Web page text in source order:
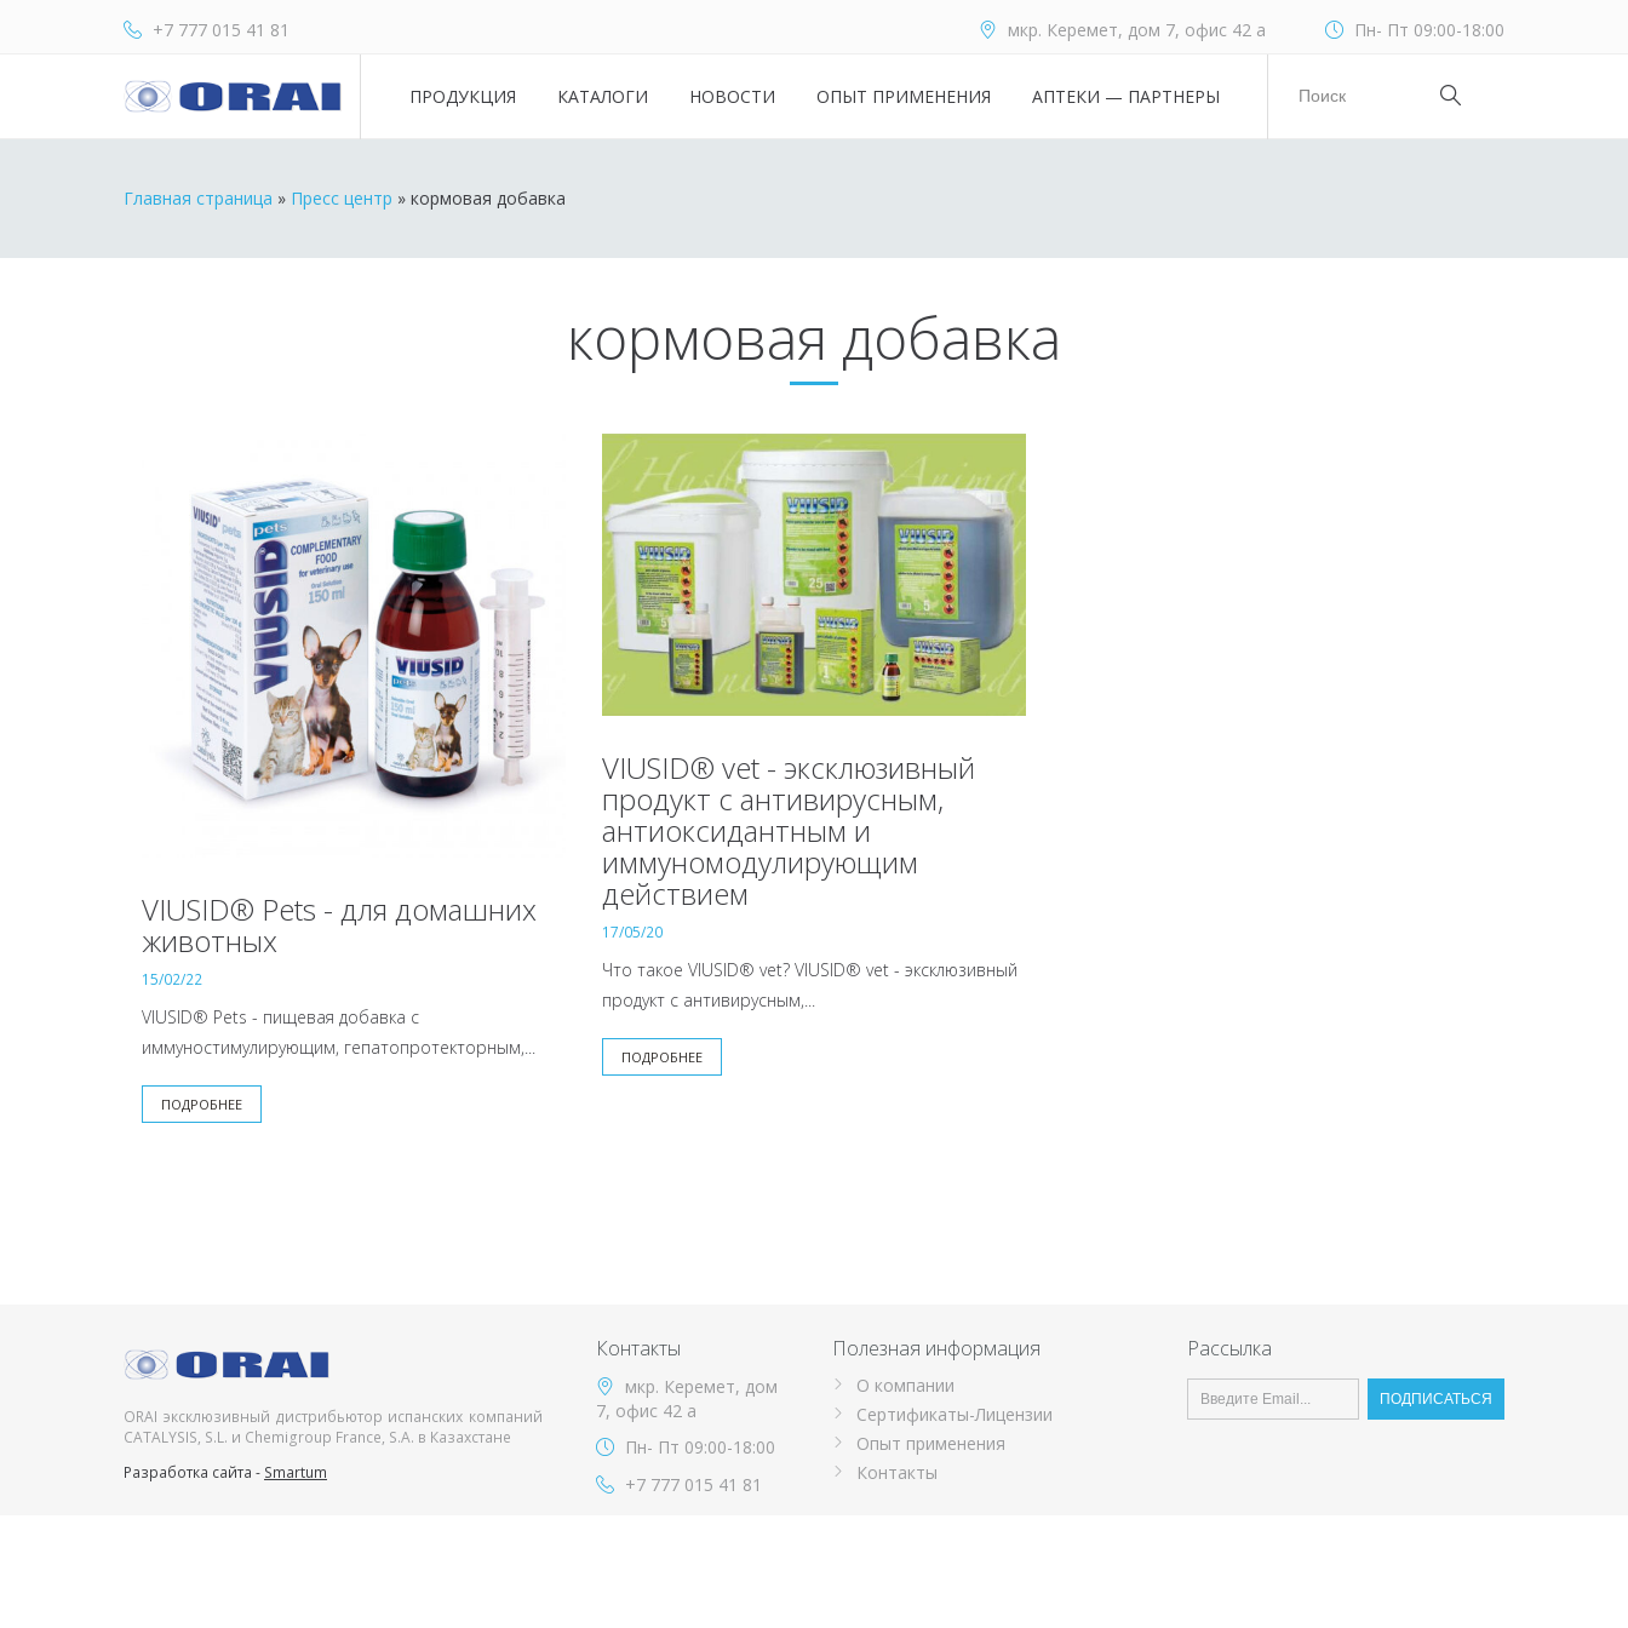
+7 777 015 41 81 мкр. Керемет, дом 7, офис 42 а Пн- Пт 09:00-18:00
ПРОДУКЦИЯ КАТАЛОГИ НОВОСТИ ОПЫТ ПРИМЕНЕНИЯ АПТЕКИ — ПАРТНЕРЫ
Главная страница » Пресс центр » кормовая добавка
кормовая добавка
VIUSID® Pets - для домашних
животных
15/02/22
VIUSID® Pets - пищевая добавка с
иммуностимулирующим, гепатопротекторным,...
ПОДРОБНЕЕ
VIUSID® vet - эксклюзивный
продукт с антивирусным,
антиоксидантным и
иммуномодулирующим
действием
17/05/20
Что такое VIUSID® vet? VIUSID® vet - эксклюзивный
продукт с антивирусным,...
ПОДРОБНЕЕ
ORAI эксклюзивный дистрибьютор испанских компаний
CATALYSIS, S.L. и Chemigroup France, S.A. в Казахстане
Разработка сайта - Smartum
Контакты
мкр. Керемет, дом
7, офис 42 а
Пн- Пт 09:00-18:00
+7 777 015 41 81
Полезная информация
О компании
Сертификаты-Лицензии
Опыт применения
Контакты
Рассылка